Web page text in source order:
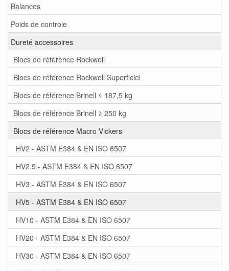
Balances
Poids de controle
Dureté accessoires
Blocs de référence Rockwell
Blocs de référence Rockwell Superficiel
Blocs de référence Brinell ≤ 187,5 kg
Blocs de référence Brinell ≥ 250 kg
Blocs de référence Macro Vickers
HV2 - ASTM E384 & EN ISO 6507
HV2.5 - ASTM E384 & EN ISO 6507
HV3 - ASTM E384 & EN ISO 6507
HV5 - ASTM E384 & EN ISO 6507
HV10 - ASTM E384 & EN ISO 6507
HV20 - ASTM E384 & EN ISO 6507
HV30 - ASTM E384 & EN ISO 6507